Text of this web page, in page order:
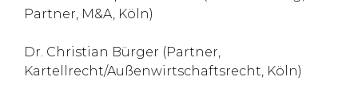
Partner, M&A, Köln)
Dr. Christian Bürger (Partner,
Kartellrecht/Außenwirtschaftsrecht, Köln)